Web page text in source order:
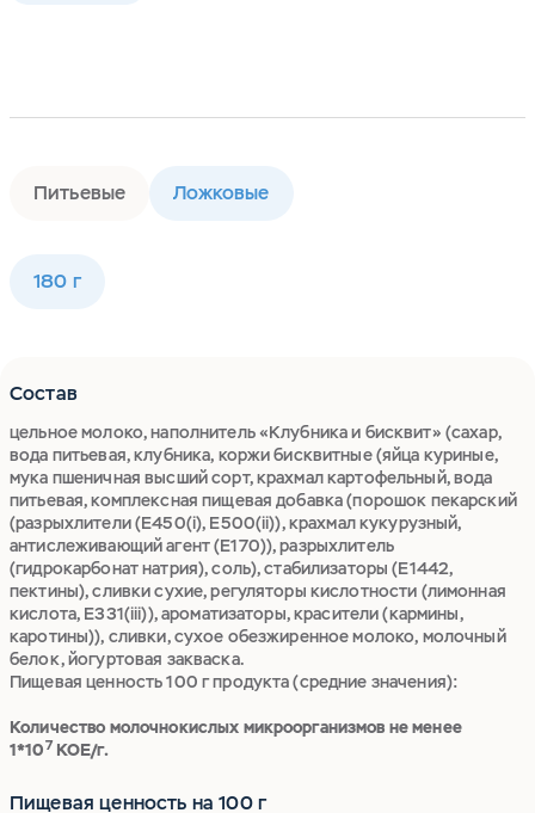
Питьевые Ложковые
180 г
Состав
цельное молоко, наполнитель «Клубника и бисквит» (сахар,
вода питьевая, клубника, коржи бисквитные (яйца куриные,
мука пшеничная высший сорт, крахмал картофельный, вода
питьевая, комплексная пищевая добавка (порошок пекарский
(разрыхлители (Е450(i), Е500(ii)), крахмал кукурузный,
антислеживающий агент (Е170)), разрыхлитель
(гидрокарбонат натрия), соль), стабилизаторы (Е1442,
пектины), сливки сухие, регуляторы кислотности (лимонная
кислота, Е331(iii)), ароматизаторы, красители (кармины,
каротины)), сливки, сухое обезжиренное молоко, молочный
белок, йогуртовая закваска.
Пищевая ценность 100 г продукта (средние значения):
Количество молочнокислых микроорганизмов не менее
1*107 КОЕ/г.
Пищевая ценность на 100 г